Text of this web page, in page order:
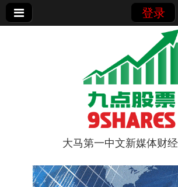
登录
9点股票
大马第一中文新媒体财